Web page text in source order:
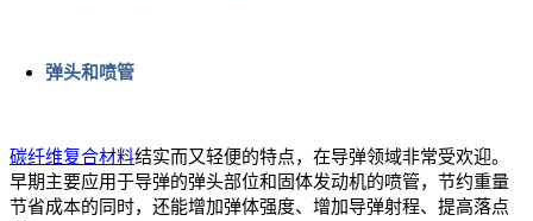
弹头和喷管
碳纤维复合材料结实而又轻便的特点，在导弹领域非常受欢迎。
早期主要应用于导弹的弹头部位和固体发动机的喷管，节约重量
节省成本的同时，还能增加弹体强度、增加导弹射程、提高落点